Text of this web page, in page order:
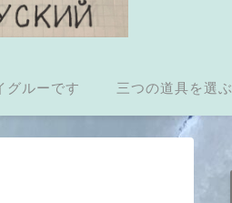
グルーです 三つの道具を選ぶ